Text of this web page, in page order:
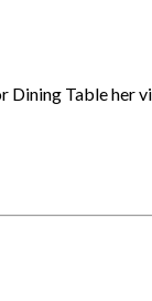
Table her